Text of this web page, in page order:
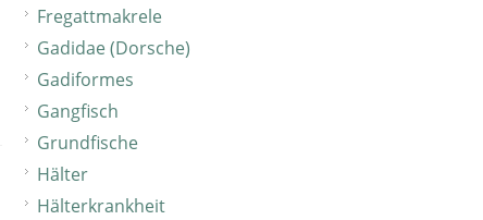
Fregattmakrele
Gadidae (Dorsche)
Gadiformes
Gangfisch
Grundfische
Hälter
Hälterkrankheit